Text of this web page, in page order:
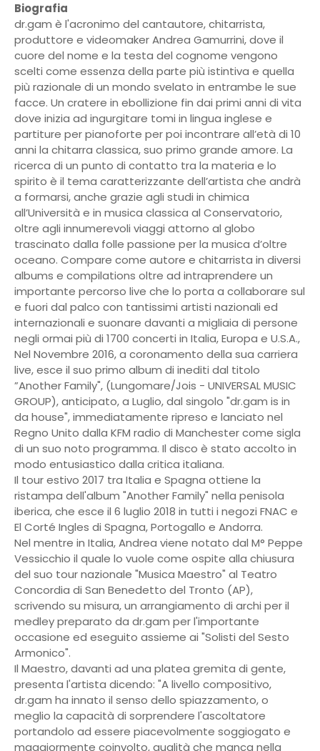
Biografia
dr.gam è l'acronimo del cantautore, chitarrista,
produttore e videomaker Andrea Gamurrini, dove il
cuore del nome e la testa del cognome vengono
scelti come essenza della parte più istintiva e quella
più razionale di un mondo svelato in entrambe le sue
facce. Un cratere in ebollizione fin dai primi anni di vita
dove inizia ad ingurgitare tomi in lingua inglese e
partiture per pianoforte per poi incontrare all’età di 10
anni la chitarra classica, suo primo grande amore. La
ricerca di un punto di contatto tra la materia e lo
spirito è il tema caratterizzante dell’artista che andrà
a formarsi, anche grazie agli studi in chimica
all’Università e in musica classica al Conservatorio,
oltre agli innumerevoli viaggi attorno al globo
trascinato dalla folle passione per la musica d’oltre
oceano. Compare come autore e chitarrista in diversi
albums e compilations oltre ad intraprendere un
importante percorso live che lo porta a collaborare sul
e fuori dal palco con tantissimi artisti nazionali ed
internazionali e suonare davanti a migliaia di persone
negli ormai più di 1700 concerti in Italia, Europa e U.S.A.,
Nel Novembre 2016, a coronamento della sua carriera
live, esce il suo primo album di inediti dal titolo
”Another Family", (Lungomare/Jois - UNIVERSAL MUSIC
GROUP), anticipato, a Luglio, dal singolo "dr.gam is in
da house", immediatamente ripreso e lanciato nel
Regno Unito dalla KFM radio di Manchester come sigla
di un suo noto programma. Il disco è stato accolto in
modo entusiastico dalla critica italiana.
Il tour estivo 2017 tra Italia e Spagna ottiene la
ristampa dell'album "Another Family" nella penisola
iberica, che esce il 6 luglio 2018 in tutti i negozi FNAC e
El Corté Ingles di Spagna, Portogallo e Andorra.
Nel mentre in Italia, Andrea viene notato dal M° Peppe
Vessicchio il quale lo vuole come ospite alla chiusura
del suo tour nazionale "Musica Maestro" al Teatro
Concordia di San Benedetto del Tronto (AP),
scrivendo su misura, un arrangiamento di archi per il
medley preparato da dr.gam per l'importante
occasione ed eseguito assieme ai "Solisti del Sesto
Armonico".
Il Maestro, davanti ad una platea gremita di gente,
presenta l'artista dicendo: "A livello compositivo,
dr.gam ha innato il senso dello spiazzamento, o
meglio la capacità di sorprendere l'ascoltatore
portandolo ad essere piacevolmente soggiogato e
maggiormente coinvolto, qualità che manca nella